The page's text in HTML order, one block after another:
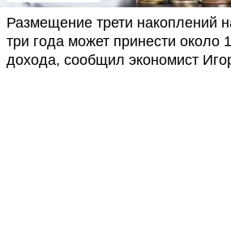
Размещение трети накоплений
три года может принести около
дохода, сообщил экономист